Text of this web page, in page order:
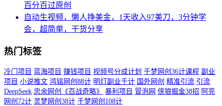
百分百过原创
自动生视频，懒人挣美金，1天收入97美刀，3分钟学
会，超简单，干货分享
热门标签
冷门项目 蓝海项目 赚钱项目 视频号分成计划 千梦网创36计课程 副业
项目 小说推文 鸿铭网创88计 明灯副业千计 国外网创 精准引流 引流
DeepSeek 忠余网创《百战奇略》 暴利项目 冒泡网 侠狼掘金38招 阿亮
网创72计 灵梦网创38计 千梦网创108计